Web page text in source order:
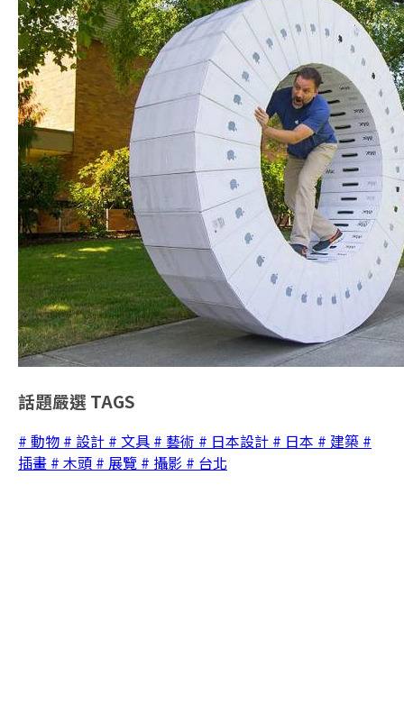
話題嚴選 TAGS
# 動物 # 設計 # 文具 # 藝術 # 日本設計 # 日本 # 建築 #
插畫 # 木頭 # 展覽 # 攝影 # 台北